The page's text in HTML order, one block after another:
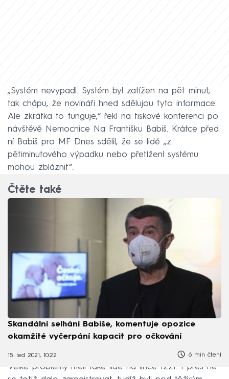
„Systém nevypadl. Systém byl zatížen na pět minut,
tak chápu, že novináři hned sdělujou tyto informace.
Ale zkrátka to funguje,“ řekl na tiskové konferenci po
návštěvě Nemocnice Na Františku Babiš. Krátce před
ní Babiš pro MF Dnes sdělil, že se lidé „z
pětiminutového výpadku nebo přetížení systému
mohou zbláznit“.
Čtěte také
Skandální selhání Babiše, komentuje opozice
okamžité vyčerpání kapacit pro očkování
15. led 2021, 10:22 6 min čtení
Velké problémy měli také lidé na lince 1221. I přes ně